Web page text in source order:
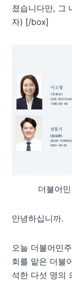
졌습니다만, 그
자) [/box]
더불어
안녕하십니까.
오늘 더불어민
회를 맡은 더불
석한 다섯 명의